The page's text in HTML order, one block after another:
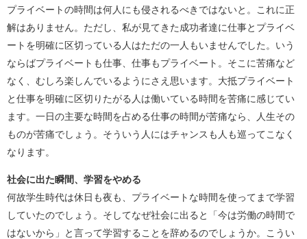
プライベートの時間は何人にも侵されるべきではないと。これに正
解はありません。ただし、私が見てきた成功者達に仕事とプライベ
ートを明確に区切っている人はただの一人もいませんでした。いう
ならばプライベートも仕事、仕事もプライベート。そこに苦痛など
なく、むしろ楽しんでいるようにさえ思います。大抵プライベート
と仕事を明確に区切りたがる人は働いている時間を苦痛に感じてい
ます。一日の主要な時間を占める仕事の時間が苦痛なら、人生その
ものが苦痛でしょう。そういう人にはチャンスも人も巡ってこなく
なります。
社会に出た瞬間、学習をやめる
何故学生時代は休日も夜も、プライベートな時間を使ってまで学習
していたのでしょう。そしてなぜ社会に出ると「今は労働の時間で
はないから」と言って学習することを辞めるのでしょうか。こうい